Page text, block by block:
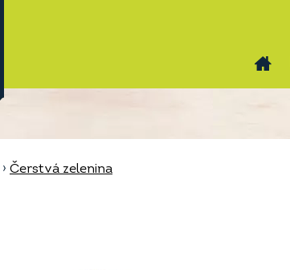
› Čerstvá zelenina